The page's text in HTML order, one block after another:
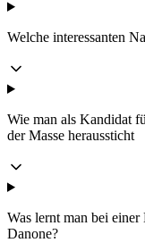
Welche interessanten
Wie man als Kandidat
der Masse heraussticht
Was lernt man bei
Danone?